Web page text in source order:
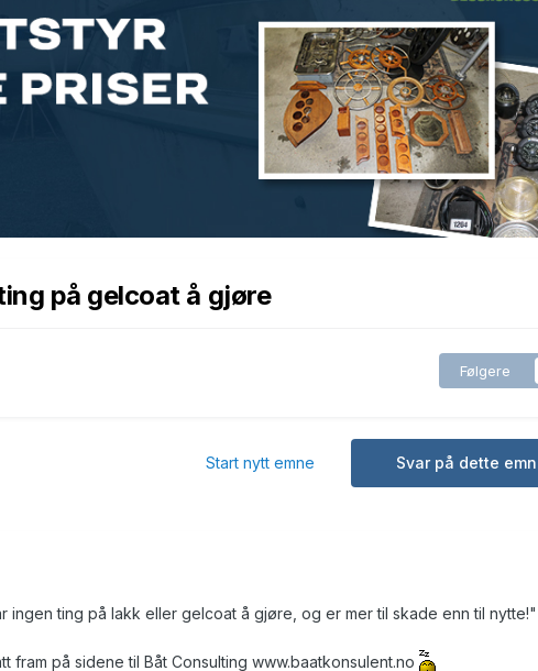
på gelcoat å gjøre
Følgere
Svar på dette
Start nytt emne
ingen ting på lakk eller gelcoat å gjøre, og er mer til skade enn til nytte!"
fram på sidene til Båt Consulting www.baatkonsulent.no